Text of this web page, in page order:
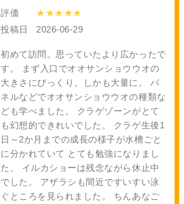
評価
★★★★★
投稿日
2026-06-29
初めて訪問。思っていたより広かったで
す。 まず入口でオオサンショウウオの
大きさにびっくり。しかも大量に。 パ
ネルなどでオオサンショウウオの種類な
ども学べました。 クラゲゾーンがとて
も幻想的できれいでした。 クラゲ生後1
日～2か月までの成長の様子が水槽ごと
に分かれていて とても勉強になりまし
た。 イルカショーは残念ながら休止中
でした。 アザラシも間近ですいすい泳
ぐところを見られました。 ちんあなご